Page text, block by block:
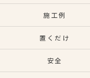
施工例
置くだけ
安全